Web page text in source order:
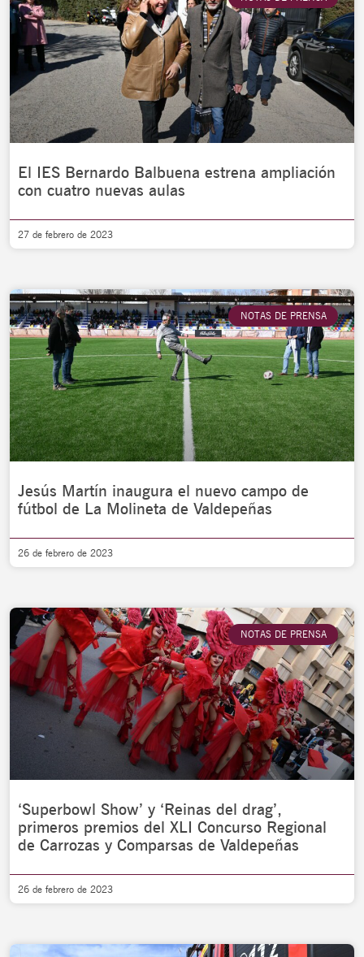
El IES Bernardo Balbuena estrena ampliación
con cuatro nuevas aulas
27 de febrero de 2023
NOTAS DE PRENSA
Jesús Martín inaugura el nuevo campo de
fútbol de La Molineta de Valdepeñas
26 de febrero de 2023
NOTAS DE PRENSA
‘Superbowl Show’ y ‘Reinas del drag’,
primeros premios del XLI Concurso Regional
de Carrozas y Comparsas de Valdepeñas
26 de febrero de 2023